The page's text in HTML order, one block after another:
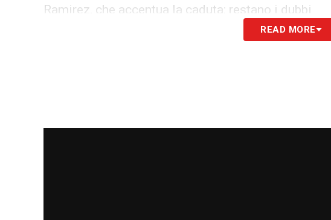
Ramirez, che accentua la caduta: restano i dubbi
20′ Folle intervento di Sala su Grassi in scivolata,
39′ Ramirez eccede nelle proteste per un fallo
READ MORE